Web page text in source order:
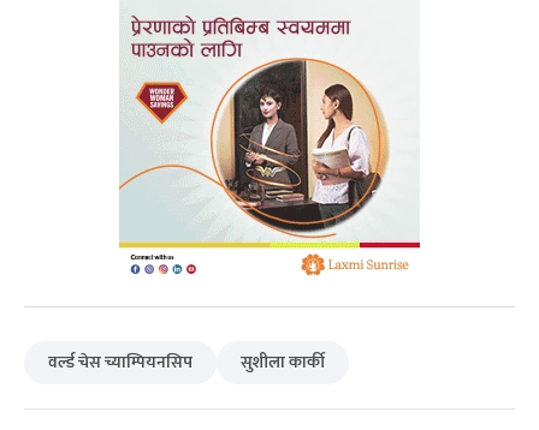
वर्ल्ड चेस च्याम्पियनसिप सुशीला कार्की